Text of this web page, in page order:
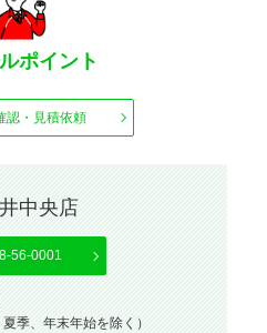
ポイント
認・見積依頼
中央店
56-0001
季、年末年始を除く）